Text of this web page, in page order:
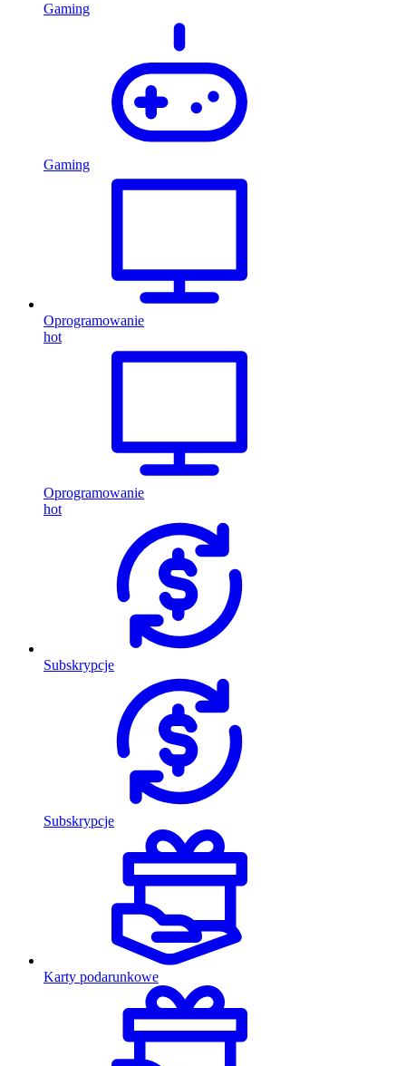
Gaming
Gaming
Oprogramowanie
hot
Oprogramowanie
hot
Subskrypcje
Subskrypcje
Karty podarunkowe